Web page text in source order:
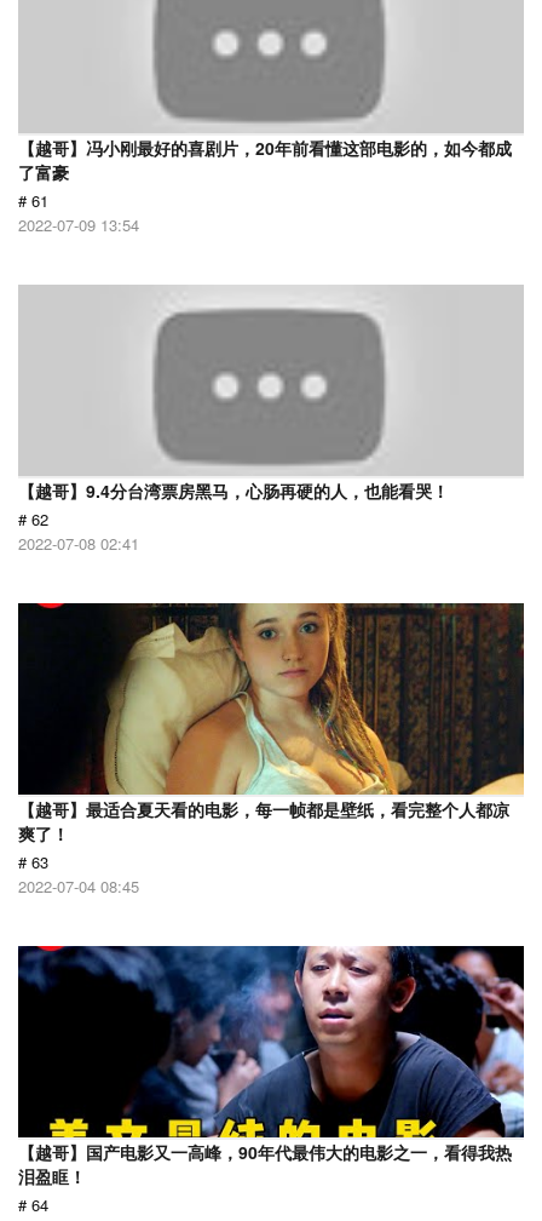
【越哥】冯小刚最好的喜剧片，20年前看懂这部电影的，如今都成
了富豪
# 61
2022-07-09 13:54
【越哥】9.4分台湾票房黑马，心肠再硬的人，也能看哭！
# 62
2022-07-08 02:41
【越哥】最适合夏天看的电影，每一帧都是壁纸，看完整个人都凉
爽了！
# 63
2022-07-04 08:45
【越哥】国产电影又一高峰，90年代最伟大的电影之一，看得我热
泪盈眶！
# 64